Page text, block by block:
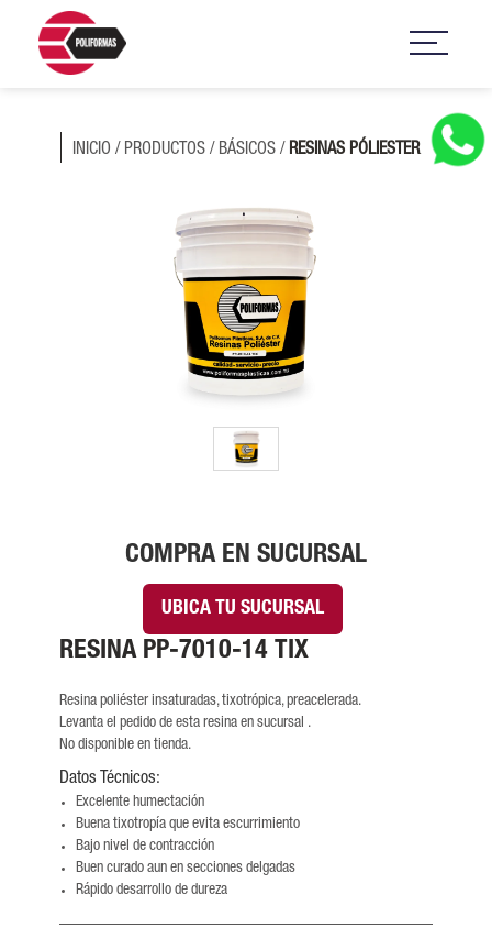
INICIO / PRODUCTOS / BÁSICOS / RESINAS PÓLIESTER
COMPRA EN SUCURSAL
UBICA TU SUCURSAL
RESINA PP-7010-14 TIX
Resina poliéster insaturadas, tixotrópica, preacelerada.
Levanta el pedido de esta resina en sucursal .
No disponible en tienda.
Datos Técnicos:
Excelente humectación
Buena tixotropía que evita escurrimiento
Bajo nivel de contracción
Buen curado aun en secciones delgadas
Rápido desarrollo de dureza